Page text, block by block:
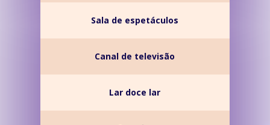
Sala de espetáculos
Canal de televisão
Lar doce lar